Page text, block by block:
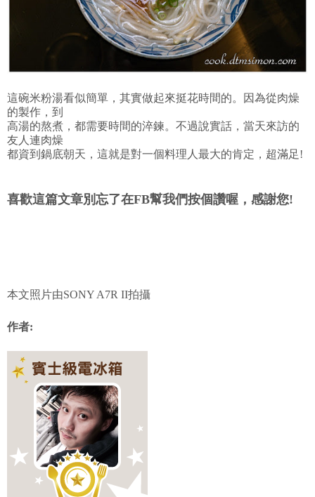
這碗米粉湯看似簡單，其實做起來挺花時間的。因為從肉燥
的製作，到
高湯的熬煮，都需要時間的淬鍊。不過說實話，當天來訪的
友人連肉燥
都資到鍋底朝天，這就是對一個料理人最大的肯定，超滿足!
喜歡這篇文章別忘了在FB幫我們按個讚喔，感謝您!
本文照片由SONY A7R II拍攝
作者: